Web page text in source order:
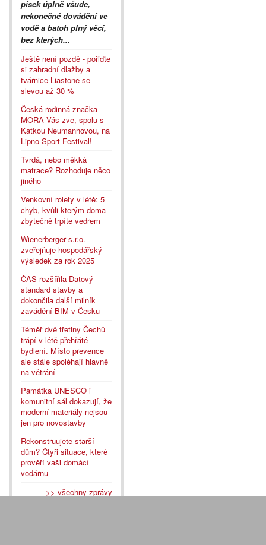
písek úplně všude,
nekonečné dovádění ve
vodě a batoh plný věcí,
bez kterých...
Ještě není pozdě - pořiďte
si zahradní dlažby a
tvárnice Liastone se
slevou až 30 %
Česká rodinná značka
MORA Vás zve, spolu s
Katkou Neumannovou, na
Lipno Sport Festival!
Tvrdá, nebo měkká
matrace? Rozhoduje něco
jiného
Venkovní rolety v létě: 5
chyb, kvůli kterým doma
zbytečně trpíte vedrem
Wienerberger s.r.o.
zveřejňuje hospodářský
výsledek za rok 2025
ČAS rozšířila Datový
standard stavby a
dokončila další milník
zavádění BIM v Česku
Téměř dvě třetiny Čechů
trápí v létě přehřáté
bydlení. Místo prevence
ale stále spoléhají hlavně
na větrání
Památka UNESCO i
komunitní sál dokazují, že
moderní materiály nejsou
jen pro novostavby
Rekonstruujete starší
dům? Čtyři situace, které
prověří vaši domácí
vodárnu
>> všechny zprávy